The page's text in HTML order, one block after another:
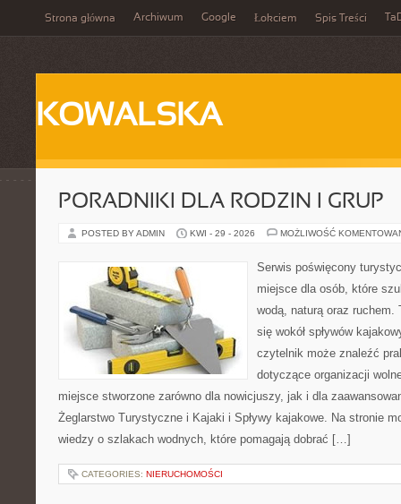
Strona główna Archiwum Google Łokciem Spis Treści
KOWALSKA
PORADNIKI DLA RODZIN I GRUP
POSTED BY ADMIN KWI - 29 - 2026 MOŻLIWOŚĆ
Serwis poświęcony
miejsce dla osób, które
wodą, naturą oraz ruchem.
się wokół spływów
czytelnik może znaleźć
dotyczące organizacji
miejsce stworzone zarówno dla nowicjuszy, jak i dla
Żeglarstwo Turystyczne i Kajaki i Spływy kajakowe. Na stronie
wiedzy o szlakach wodnych, które pomagają dobrać […]
CATEGORIES: NIERUCHOMOŚCI